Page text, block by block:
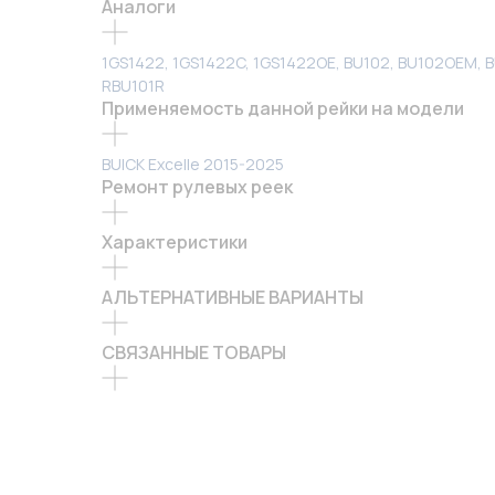
Аналоги
1GS1422, 1GS1422C, 1GS1422OE, BU102,
RBU101R
Применяемость данной рейки на модели
BUICK Excelle 2015-2025
Ремонт рулевых реек
Характеристики
АЛЬТЕРНАТИВНЫЕ ВАРИАНТЫ
СВЯЗАННЫЕ ТОВАРЫ